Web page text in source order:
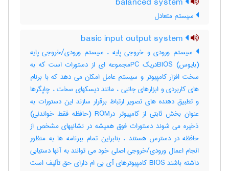
سیستم متعادل
سیستم ورودی و خروجی پایه ، سیستم ورودی/خروجی پایه
(بایوس) BIOSدریک PCمجموعه ای از دستورات است که به
سخت افزار کامپیوتر و سیستم عامل امکان می دهد که با برنام
های کاربردی و ابزارهای جانبی ، مانند دیسکهای سخت ، چاپگرها
و تطبیق دهنده های تصویر ارتباط برقرار سازند این دستورات به
عنوان بخش ثابتی از کامپیوتر درROM (حافظه فقط خواندنی)
ذخیره می شوند دستورات فوق همیشه در نشانیهای مشخص از
حافظه در دسترس هستند ، بنابراین تمام ببرنامه ها به منظور
انجام اعمال ورودی/خروجی اصلی خود می توانند به آنها دستیابی
داشته باشند BIOS کامپیوترهای آی بی ام دارای حق تألیف است